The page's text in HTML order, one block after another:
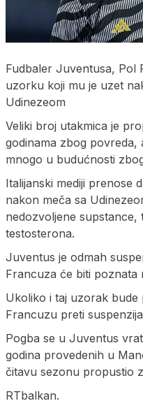
Fudbaler Juventusa, Pol
uzorku koji mu je uzet
Udinezeom
Veliki broj utakmica je
godinama zbog povreda,
mnogo u budućnosti
Italijanski mediji prenose
nakon meča sa
nedozvoljene supstance,
testosterona.
Juventus je odmah
Francuza će biti poznata
Ukoliko i taj uzorak bude
Francuzu preti
Pogba se u Juventus
godina provedenih u
čitavu sezonu propustio
RTbalkan.